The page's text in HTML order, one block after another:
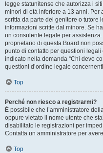
legge statunitense che autorizza i
minori di età inferiore a 13 anni. Per
scritta da parte del genitore o tutore
informazioni scritte dal minore. Se
un consulente legale per
proprietario di questa Board non
punto di contatto per questioni
indicato nella domanda “Chi devo
questioni d’ordine legale
Top
Perché non riesco a registrarmi?
È possibile che l’amministratore
oppure vietato il nome utente che
disabilitato le registrazioni per
Contatta un amministratore per
Top